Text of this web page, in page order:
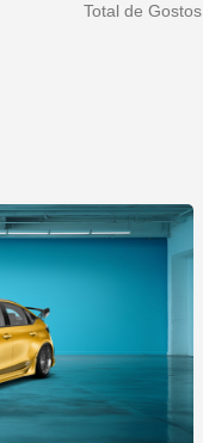
Total de Gostos